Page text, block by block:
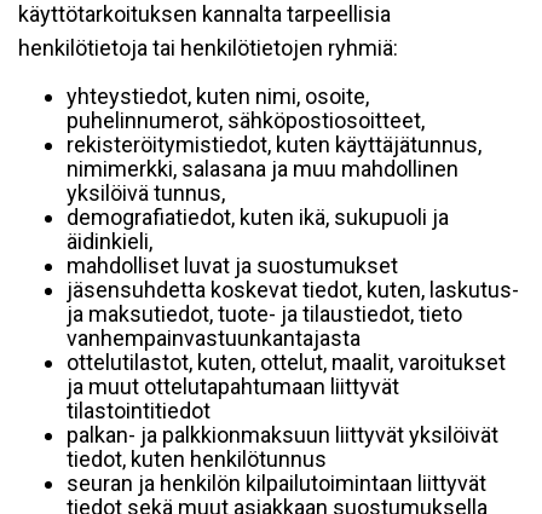
käyttötarkoituksen kannalta tarpeellisia
henkilötietoja tai henkilötietojen ryhmiä:
yhteystiedot, kuten nimi, osoite,
puhelinnumerot, sähköpostiosoitteet,
rekisteröitymistiedot, kuten käyttäjätunnus,
nimimerkki, salasana ja muu mahdollinen
yksilöivä tunnus,
demografiatiedot, kuten ikä, sukupuoli ja
äidinkieli,
mahdolliset luvat ja suostumukset
jäsensuhdetta koskevat tiedot, kuten, laskutus-
ja maksutiedot, tuote- ja tilaustiedot, tieto
vanhempainvastuunkantajasta
ottelutilastot, kuten, ottelut, maalit, varoitukset
ja muut ottelutapahtumaan liittyvät
tilastointitiedot
palkan- ja palkkionmaksuun liittyvät yksilöivät
tiedot, kuten henkilötunnus
seuran ja henkilön kilpailutoimintaan liittyvät
tiedot sekä muut asiakkaan suostumuksella